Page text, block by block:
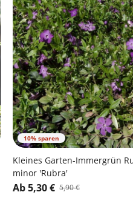
10% sparen
Kleines Garten-Immergrün
minor 'Rubra'
Ab 5,30 € 5,90 €